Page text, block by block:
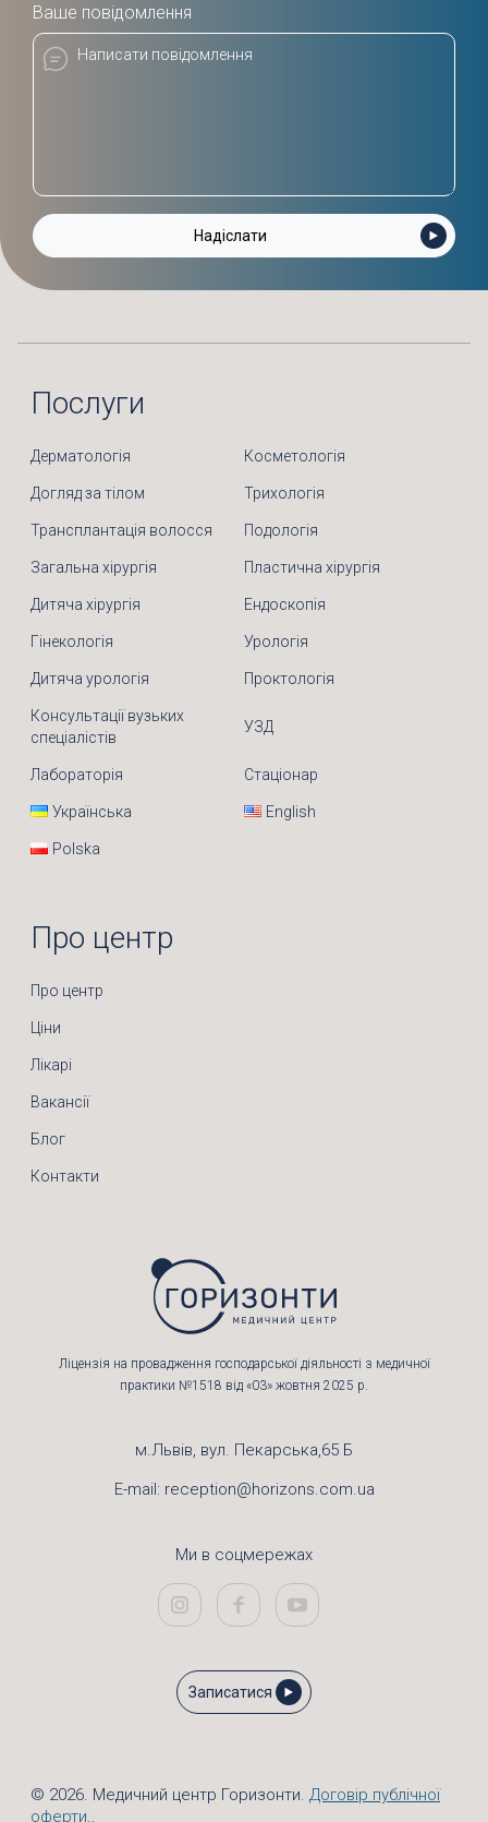
Ваше повідомлення
Послуги
Дерматологія Косметологія
Догляд за тілом Трихологія
Трансплантація волосся Подологія
Загальна хірургія Пластична хірургія
Дитяча хірургія Ендоскопія
Гінекологія Урологія
Дитяча урологія Проктологія
Консультації вузьких
спеціалістів
УЗД
Лабораторія Стаціонар
Українська English
Polska
Про центр
Про центр
Ціни
Лікарі
Вакансії
Блог
Контакти
Ліцензія на провадження господарської діяльності з медичної
практики №1518 від «03» жовтня 2025 р.
м.Львів, вул. Пекарська,65 Б
E-mail: reception@horizons.com.ua
Ми в соцмережах
Записатися
© 2026. Медичний центр Горизонти. Договір публічної
оферти..